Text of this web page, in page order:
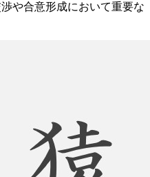
や合意形成において重要な